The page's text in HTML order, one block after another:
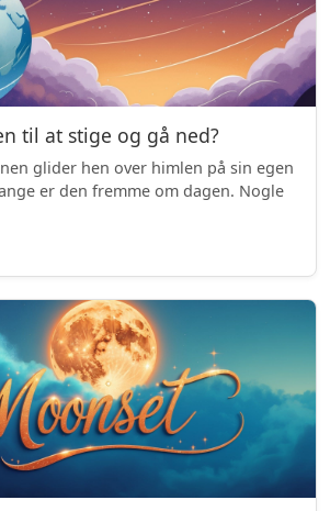
til at stige og gå ned?
glider hen over himlen på sin egen
er den fremme om dagen. Nogle